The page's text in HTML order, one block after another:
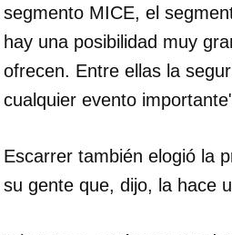
segmento MICE, el
hay una posibilidad muy
ofrecen. Entre ellas la
cualquier evento
Escarrer también elogió la
su gente que, dijo, la hace